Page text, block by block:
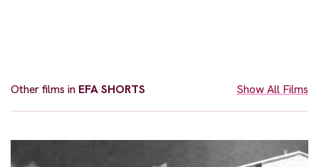
Other films in EFA SHORTS Show All Films